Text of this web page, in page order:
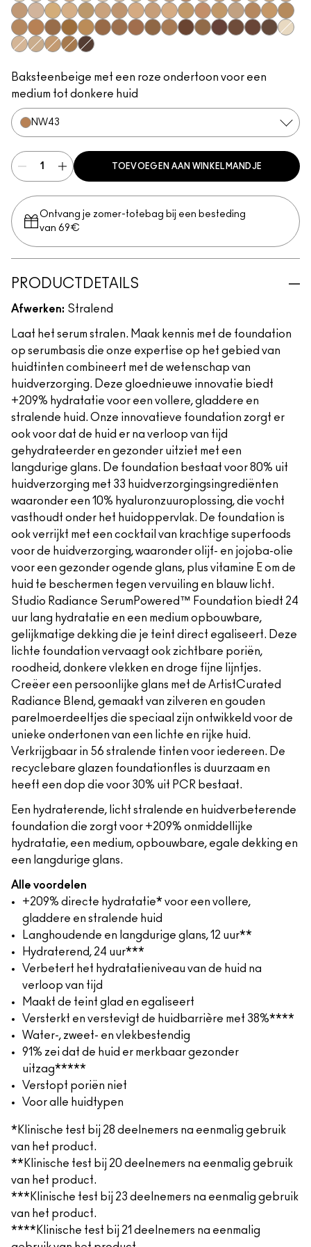
NC5NC10NW10N11NC11NC11.5
NW11NC12NC14.5
N12C4N18NC15NC16NC17.5
NC18NW15
NW18N32NC20NW20
NC25C3.5NW22NW25
NC27C4.5NC30NW30
NC35NC38NW35NC40
NC42
NW40NW43NW45NC45
NC47NC50
Baksteenbeige met een roze ondertoon voor een
medium tot donkere huid
NW43
TOEVOEGEN AAN WINKELMANDJE
Ontvang je zomer-totebag bij een besteding
van 69€
PRODUCTDETAILS
Afwerken: Stralend
Laat het serum stralen. Maak kennis met de foundation
op serumbasis die onze expertise op het gebied van
huidtinten combineert met de wetenschap van
huidverzorging. Deze gloednieuwe innovatie biedt
+209% hydratatie voor een vollere, gladdere en
stralende huid. Onze innovatieve foundation zorgt er
ook voor dat de huid er na verloop van tijd
gehydrateerder en gezonder uitziet met een
langdurige glans. De foundation bestaat voor 80% uit
huidverzorging met 33 huidverzorgingsingrediënten
waaronder een 10% hyaluronzuuroplossing, die vocht
vasthoudt onder het huidoppervlak. De foundation is
ook verrijkt met een cocktail van krachtige superfoods
voor de huidverzorging, waaronder olijf- en jojoba-olie
voor een gezonder ogende glans, plus vitamine E om de
huid te beschermen tegen vervuiling en blauw licht.
Studio Radiance SerumPowered™ Foundation biedt 24
uur lang hydratatie en een medium opbouwbare,
gelijkmatige dekking die je teint direct egaliseert. Deze
lichte foundation vervaagt ook zichtbare poriën,
roodheid, donkere vlekken en droge fijne lijntjes.
Creëer een persoonlijke glans met de ArtistCurated
Radiance Blend, gemaakt van zilveren en gouden
parelmoerdeeltjes die speciaal zijn ontwikkeld voor de
unieke ondertonen van een lichte en rijke huid.
Verkrijgbaar in 56 stralende tinten voor iedereen. De
recyclebare glazen foundationfles is duurzaam en
heeft een dop die voor 30% uit PCR bestaat.
Een hydraterende, licht stralende en huidverbeterende
foundation die zorgt voor +209% onmiddellijke
hydratatie, een medium, opbouwbare, egale dekking en
een langdurige glans.
Alle voordelen
+209% directe hydratatie* voor een vollere,
gladdere en stralende huid
Langhoudende en langdurige glans, 12 uur**
Hydraterend, 24 uur***
Verbetert het hydratatieniveau van de huid na
verloop van tijd
Maakt de teint glad en egaliseert
Versterkt en verstevigt de huidbarrière met 38%****
Water-, zweet- en vlekbestendig
91% zei dat de huid er merkbaar gezonder
uitzag*****
Verstopt poriën niet
Voor alle huidtypen
*Klinische test bij 28 deelnemers na eenmalig gebruik
van het product.
**Klinische test bij 20 deelnemers na eenmalig gebruik
van het product.
***Klinische test bij 23 deelnemers na eenmalig gebruik
van het product.
****Klinische test bij 21 deelnemers na eenmalig